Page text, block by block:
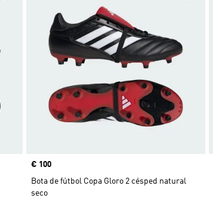
Precio
€ 100
Bota de fútbol Copa Gloro 2 césped natural
seco